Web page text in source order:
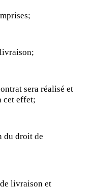
sera réalisé et
cet effet;
du droit de
livraison et